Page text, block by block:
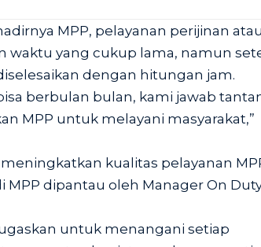
MPP, pelayanan perijinan
waktu yang cukup lama, namun
dengan hitungan jam.
berbulan bulan, kami jawab
MPP untuk melayani masyarakat,”
kualitas pelayanan
MPP dipantau oleh Manager On
untuk menangani setiap